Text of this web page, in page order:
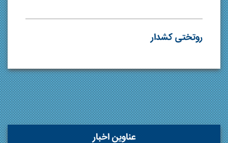
روتختی کشدار
عناوین اخبار